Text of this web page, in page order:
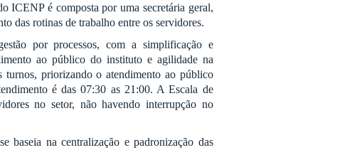
ICENP é composta por uma secretária geral,
das rotinas de trabalho entre os servidores.
por processos, com a simplificação e
ao público do instituto e agilidade na
turnos, priorizando o atendimento ao público
é das 07:30 as 21:00. A Escala de
no setor, não havendo interrupção no
baseia na centralização e padronização das